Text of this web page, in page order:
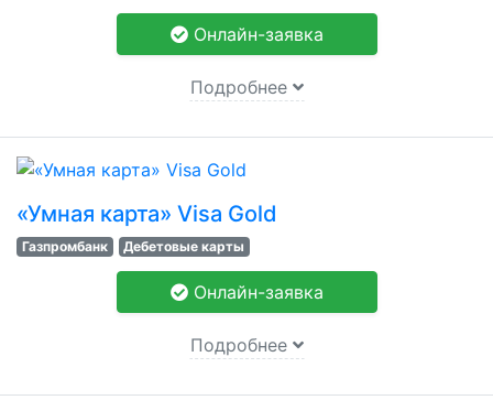
Онлайн-заявка
Подробнее
«Умная карта» Visa Gold
Газпромбанк Дебетовые карты
Онлайн-заявка
Подробнее